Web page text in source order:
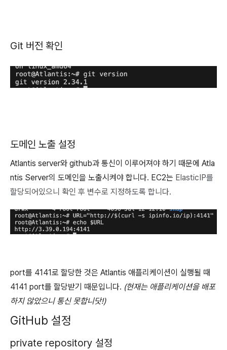
Git 버전 확인
도메인 노출 설정
Atlantis server와 github과 통신이 이루어져야 하기 때문에 Atla
ntis Server의 도메인을 노출시켜야 합니다. EC2는 ElasticIP를
할당되어있으니 확인 후 변수로 지정하도록 합니다.
port를 4141로 할당한 것은 Atlantis 애플리케이션이 실행될 때
4141 port를 할당받기 때문입니다. (현재는 애플리케이션을 배포
하지 않았으니 통신 못합니닷!)
GitHub 설정
private repository 설정